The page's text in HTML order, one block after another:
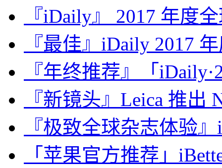
『iDaily』 2017 年度
『最佳』iDaily 2017
『年终推荐』「
『新镜头』Leica 推出
『极致全球杂志体验
「苹果官方推荐」